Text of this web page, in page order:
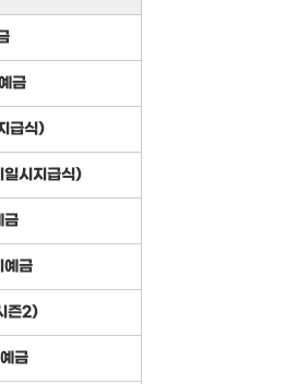
금
급식)
시지급식)
금
예금
즌2)
금